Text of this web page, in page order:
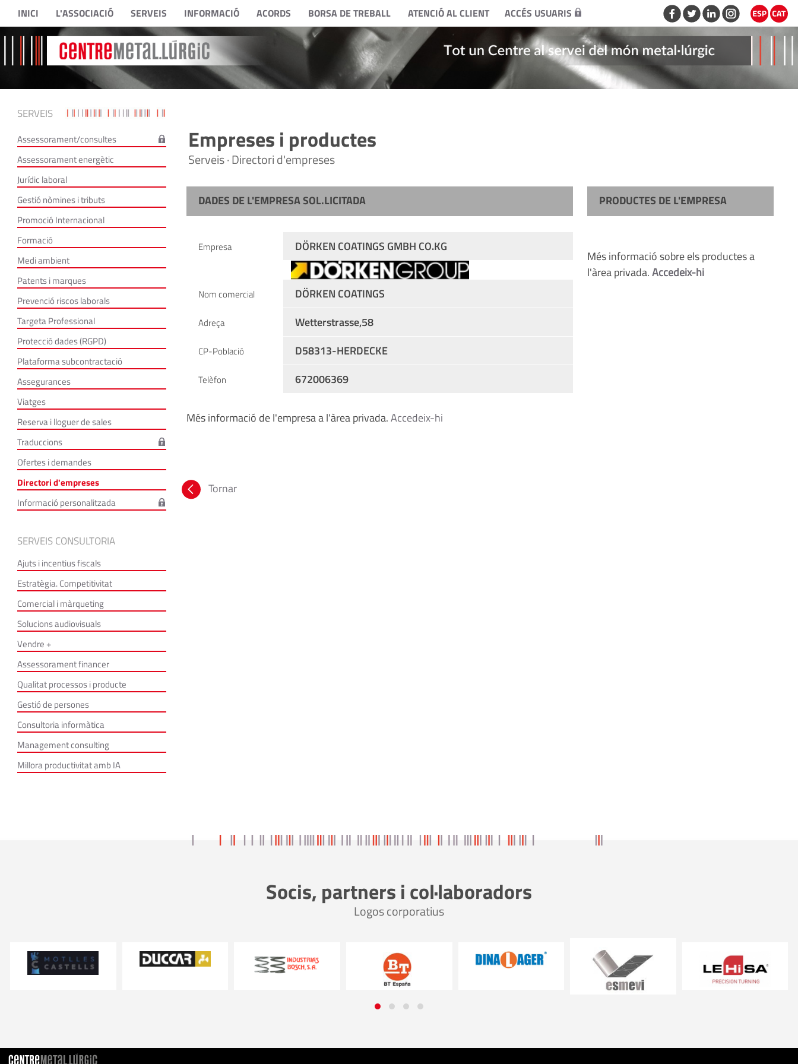
INICI L'ASSOCIACIÓ SERVEIS INFORMACIÓ ACORDS BORSA DE TREBALL ATENCIÓ AL CLIENT ACCÉS USUARIS
SERVEIS
Assessorament/consultes
Assessorament energètic
Jurídic laboral
Gestió nòmines i tributs
Promoció Internacional
Formació
Medi ambient
Patents i marques
Prevenció riscos laborals
Targeta Professional
Protecció dades (RGPD)
Plataforma subcontractació
Assegurances
Viatges
Reserva i lloguer de sales
Traduccions
Ofertes i demandes
Directori d'empreses
Informació personalitzada
SERVEIS CONSULTORIA
Ajuts i incentius fiscals
Estratègia. Competitivitat
Comercial i màrqueting
Solucions audiovisuals
Vendre +
Assessorament financer
Qualitat processos i producte
Gestió de persones
Consultoria informàtica
Management consulting
Millora productivitat amb IA
Empreses i productes
Serveis · Directori d'empreses
DADES DE L'EMPRESA SOL.LICITADA
Empresa DÖRKEN COATINGS GMBH CO.KG
Nom comercial DÖRKEN COATINGS
Adreça Wetterstrasse,58
CP-Població D58313-HERDECKE
Telèfon 672006369
Més informació de l'empresa a l'àrea privada.Accedeix-hi
PRODUCTES DE L'EMPRESA
Més informació sobre els productes a
l'àrea privada.Accedeix-hi
Tornar
Socis, partners i col·laboradors
Logos corporatius